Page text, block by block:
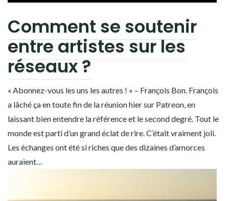
Comment se soutenir
entre artistes sur les
réseaux ?
« Abonnez-vous les uns les autres ! » – François Bon. François
a lâché ça en toute fin de la réunion hier sur Patreon, en
laissant bien entendre la référence et le second degré. Tout le
monde est parti d’un grand éclat de rire. C’était vraiment joli.
Les échanges ont été si riches que des dizaines d’amorces
auraient…